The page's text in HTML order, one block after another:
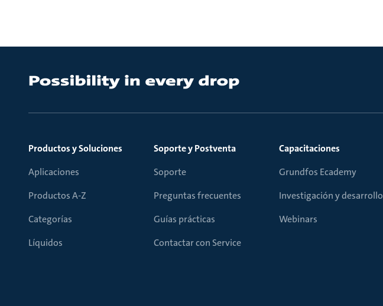
Productos y Soluciones
Aplicaciones
Productos A-Z
Categorías
Líquidos
Soporte y Postventa
Soporte
Preguntas frecuentes
Guías prácticas
Contactar con Service
Capacitaciones
Grundfos Ecademy
Investigación y desarrollo
Webinars